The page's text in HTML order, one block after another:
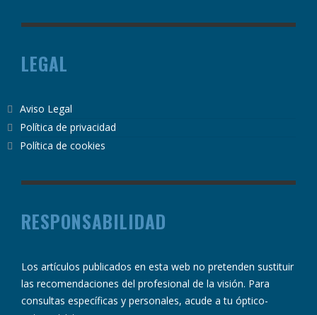
LEGAL
Aviso Legal
Política de privacidad
Política de cookies
RESPONSABILIDAD
Los artículos publicados en esta web no pretenden sustituir
las recomendaciones del profesional de la visión. Para
consultas específicas y personales, acude a tu óptico-